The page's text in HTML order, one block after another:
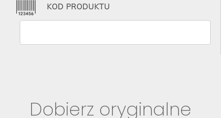
KOD PRODUKTU
Dobierz oryginalne